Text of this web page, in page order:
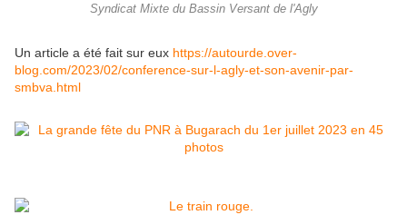
Syndicat Mixte du Bassin Versant de l'Agly
Un article a été fait sur eux https://autourde.over-
blog.com/2023/02/conference-sur-l-agly-et-son-avenir-par-
smbva.html